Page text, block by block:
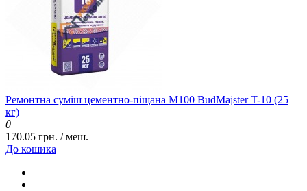
Ремонтна суміш цементно-піщана М100 BudMajster T-10 (25
кг)
0
170.05 грн. / меш.
До кошика